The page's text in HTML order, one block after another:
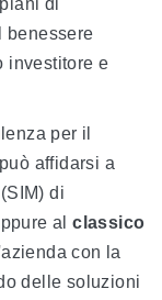
benessere
investitore e
per il
affidarsi a
(SIM) di
alclassico
con la
delle soluzioni